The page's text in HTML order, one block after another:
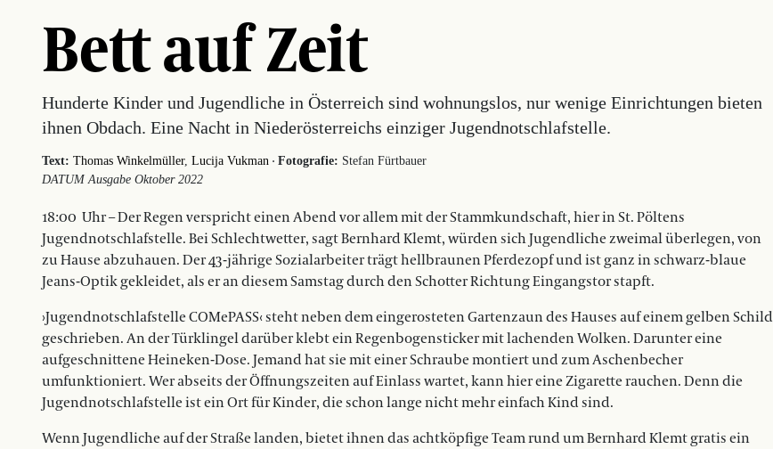
Bett auf Zeit
Hunderte Kinder und Jugendliche in Österreich sind wohnungslos, nur wenige Einrichtungen bieten
ihnen Obdach. Eine Nacht in Niederösterreichs einziger Jugendnotschlafstelle.
Text: Thomas Winkelmüller Lucija Vukman · Fotografie: Stefan Fürtbauer
DATUM Ausgabe Oktober 2022
18:00 Uhr – Der Regen verspricht einen Abend vor allem mit der Stammkundschaft, hier in St. Pöltens
Jugendnotschlafstelle. Bei Schlechtwetter, sagt Bernhard Klemt, würden sich Jugendliche zweimal überlegen, von
zu Hause abzuhauen. Der 43-jährige Sozialarbeiter trägt hellbraunen Pferdezopf und ist ganz in schwarz-blaue
Jeans-Optik gekleidet, als er an diesem Samstag durch den Schotter Richtung Eingangstor stapft.
›Jugendnotschlafstelle COMePASS‹ steht neben dem eingerosteten Gartenzaun des Hauses auf einem gelben Schild
geschrieben. An der Türklingel darüber klebt ein Regenbogensticker mit lachenden Wolken. Darunter eine
aufgeschnittene Heineken-Dose. Jemand hat sie mit einer Schraube montiert und zum Aschenbecher
umfunktioniert. Wer abseits der Öffnungszeiten auf Einlass wartet, kann hier eine Zigarette rauchen. Denn die
Jugendnotschlafstelle ist ein Ort für Kinder, die schon lange nicht mehr einfach Kind sind.
Wenn Jugendliche auf der Straße landen, bietet ihnen das achtköpfige Team rund um Bernhard Klemt gratis ein